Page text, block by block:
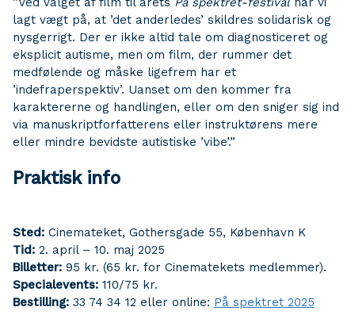
lagt vægt på, at ’det anderledes’ skildres solidarisk og
nysgerrigt. Der er ikke altid tale om diagnosticeret og
eksplicit autisme, men om film, der rummer det
medfølende og måske ligefrem har et
’indefraperspektiv’. Uanset om den kommer fra
karaktererne og handlingen, eller om den sniger sig ind
via manuskriptforfatterens eller instruktørens mere
eller mindre bevidste autistiske ’vibe’.”
Praktisk info
Sted: Cinemateket, Gothersgade 55, København K
Tid: 2. april – 10. maj 2025
Billetter: 95 kr. (65 kr. for Cinematekets medlemmer).
Specialevents: 110/75 kr.
Bestilling: 33 74 34 12 eller online: På spektret 2025